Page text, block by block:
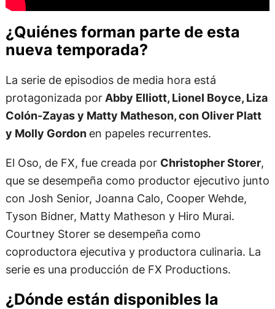
¿Quiénes forman parte de esta
nueva temporada?
La serie de episodios de media hora está
protagonizada porAbby Elliott, Lionel Boyce, Liza
Colón-Zayas y Matty Matheson, con Oliver Platt
y Molly Gordon en papeles recurrentes.
El Oso, de FX, fue creada por Christopher Storer,
que se desempeña como productor ejecutivo junto
con Josh Senior, Joanna Calo, Cooper Wehde,
Tyson Bidner, Matty Matheson y Hiro Murai.
Courtney Storer se desempeña como
coproductora ejecutiva y productora culinaria. La
serie es una producción de FX Productions.
¿Dónde están disponibles la